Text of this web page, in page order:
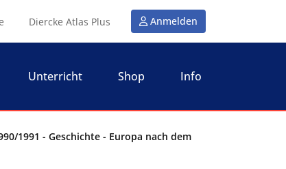
Diercke Atlas Plus Anmelden
Unterricht Shop Info
1991 - Geschichte - Europa nach dem